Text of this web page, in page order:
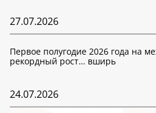
27.07.2026
Первое полугодие 2026 года на
рекордный рост… вширь
24.07.2026